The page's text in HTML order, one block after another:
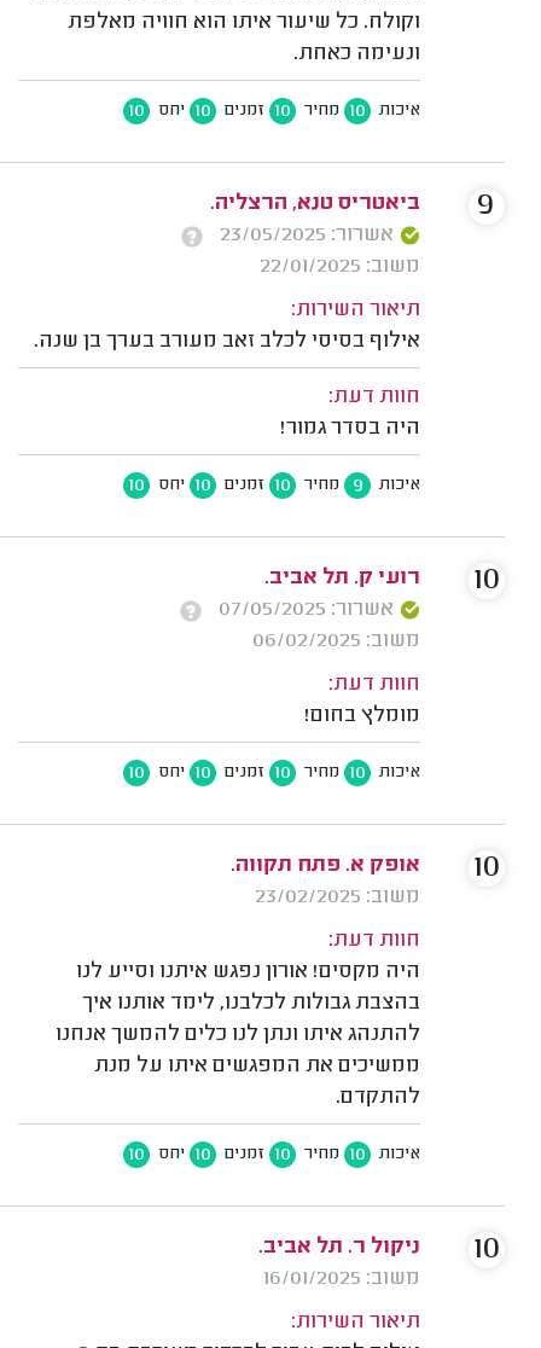
וקולח. כל שיעור איתו הוא חוויה מאלפת
ונעימה כאחת.
איכות 10 מחיר 10 זמנים 10 יחס 10
ביאטריס טנא, הרצליה.
אשרור: 23/05/2025
משוב: 22/01/2025
תיאור השירות:
אילוף בסיסי לכלב זאב מעורב בערך בן שנה.
חוות דעת:
היה בסדר גמור!
איכות 9 מחיר 10 זמנים 10 יחס 10
9
רועי ק. תל אביב.
אשרור: 07/05/2025
משוב: 06/02/2025
חוות דעת:
מומלץ בחום!
איכות 10 מחיר 10 זמנים 10 יחס 10
10
אופק א. פתח תקווה.
משוב: 23/02/2025
חוות דעת:
היה מקסים! אורון נפגש איתנו וסייע לנו
בהצבת גבולות לכלבנו, לימד אותנו איך
להתנהג איתו ונתן לנו כלים להמשך אנחנו
ממשיכים את המפגשים איתו על מנת
להתקדם.
איכות 10 מחיר 10 זמנים 10 יחס 10
10
ניקול ר. תל אביב.
משוב: 16/01/2025
תיאור השירות:
10